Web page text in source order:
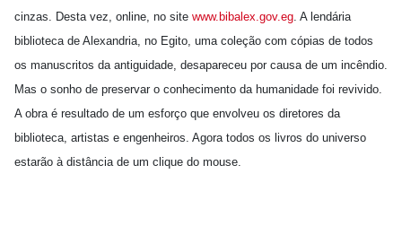
cinzas. Desta vez, online, no site www.bibalex.gov.eg. A lendária
biblioteca de Alexandria, no Egito, uma coleção com cópias de todos
os manuscritos da antiguidade, desapareceu por causa de um incêndio.
Mas o sonho de preservar o conhecimento da humanidade foi revivido.
A obra é resultado de um esforço que envolveu os diretores da
biblioteca, artistas e engenheiros. Agora todos os livros do universo
estarão à distância de um clique do mouse.